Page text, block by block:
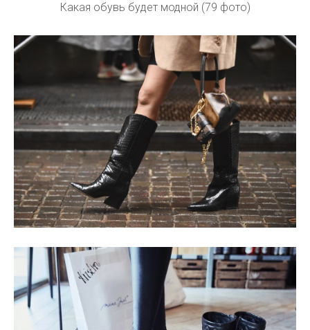
Какая обувь будет модной (79 фото)